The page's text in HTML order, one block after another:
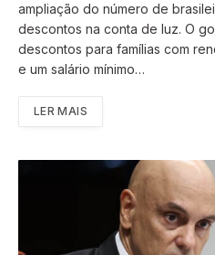
ampliação do número de
descontos na conta de luz. O
descontos para famílias com
e um salário mínimo…
LER MAIS